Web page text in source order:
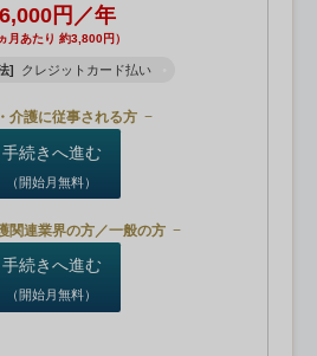
円／年
月あたり 約3,800円）
] クレジットカード払い
介護に従事される方
手続きへ進む
（開始月無料）
関連業界の方／一般の方
手続きへ進む
（開始月無料）